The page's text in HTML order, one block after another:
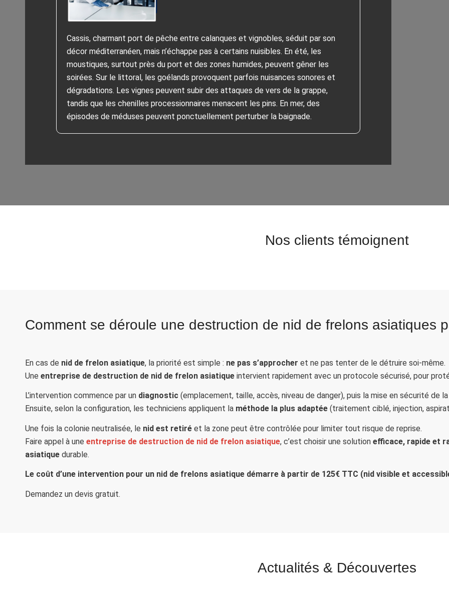
Cassis, charmant port de pêche entre calanques et vignobles, séduit par son
décor méditerranéen, mais n’échappe pas à certains nuisibles. En été, les
moustiques, surtout près du port et des zones humides, peuvent gêner les
soirées. Sur le littoral, les goélands provoquent parfois nuisances sonores et
dégradations. Les vignes peuvent subir des attaques de vers de la grappe,
tandis que les chenilles processionnaires menacent les pins. En mer, des
épisodes de méduses peuvent ponctuellement perturber la baignade.
Nos clients témoignent
Comment se déroule une destruction de nid de frelons asiatiques
En cas de nid de frelon asiatique, la priorité est simple : ne pas s’approcher et ne pas tenter de le détruire soi‑même.
Une entreprise de destruction de nid de frelon asiatique intervient rapidement avec un protocole sécurisé, pour
L’intervention commence par un diagnostic (emplacement, taille, accès, niveau de danger), puis la mise en sécurité de la
Ensuite, selon la configuration, les techniciens appliquent la méthode la plus adaptée (traitement ciblé, injection,
Une fois la colonie neutralisée, le nid est retiré et la zone peut être contrôlée pour limiter tout risque de reprise.
Faire appel à une entreprise de destruction de nid de frelon asiatique, c’est choisir une solution efficace, rapide et
asiatique durable.
Le coût d’une intervention pour un nid de frelons asiatique démarre à partir de 125€ TTC (nid visible et
Demandez un devis gratuit.
Actualités &Découvertes